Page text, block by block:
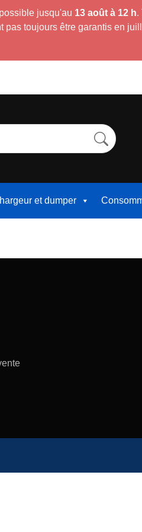
jusqu'au 13 août à 12 h.
toujours être garantis en
et dumper